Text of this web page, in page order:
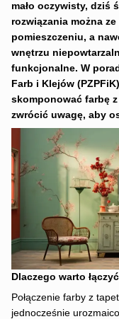
mało oczywisty, dziś
rozwiązania można
pomieszczeniu, a
wnętrzu
funkcjonalne. W
Farb i Klejów
skomponować farbę
zwrócić uwagę, aby
Dlaczego warto
Połączenie farby z
jednocześnie